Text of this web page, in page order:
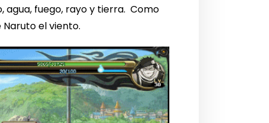
agua, fuego, rayo y tierra. Como
el viento.